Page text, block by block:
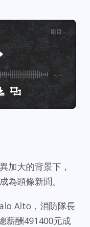
剧目 :-
-:--
加大的背景下，
為頭條新聞。
Alto，消防隊長
薪酬491400元成